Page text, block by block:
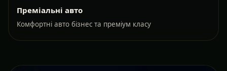
Преміальні авто
Комфортні авто бізнес та преміум класу